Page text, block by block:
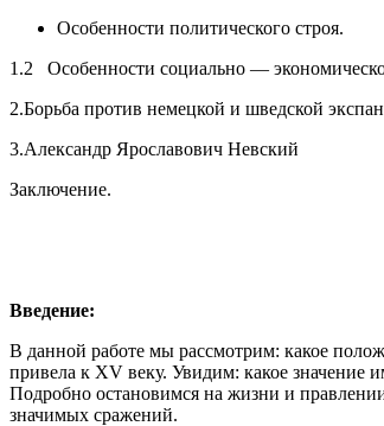
Особенности политического строя.
1.2 Особенности социально —
2.Борьба против немецкой и шведской
3.Александр Ярославович Невский
Заключение.
Введение:
В данной работе мы рассмотрим: какое
привела к XV веку. Увидим: какое значение
Подробно остановимся на жизни и
значимых сражений.